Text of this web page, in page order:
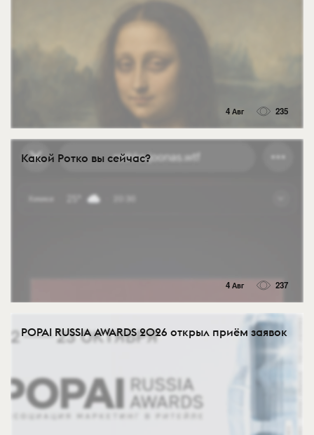
4 Авг 235
Какой Ротко вы сейчас?
4 Авг 237
POPAI RUSSIA AWARDS 2026 открыл приём заявок